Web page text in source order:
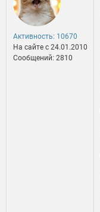
Активность: 10670
На сайте c 24.01.2010
Сообщений: 2810